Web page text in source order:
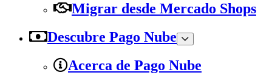
Migrar desde Mercado Shops
Descubre Pago Nube
Acerca de Pago Nube